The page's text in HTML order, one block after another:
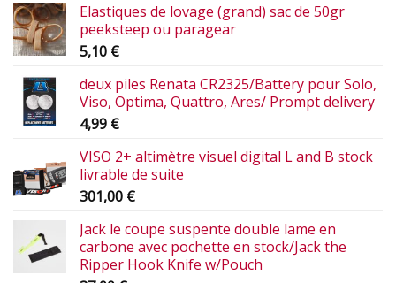
Elastiques de lovage (grand) sac de 50gr
peeksteep ou paragear
5,10 €
deux piles Renata CR2325/Battery pour Solo,
Viso, Optima, Quattro, Ares/ Prompt delivery
4,99 €
VISO 2+ altimètre visuel digital L and B stock
livrable de suite
301,00 €
Jack le coupe suspente double lame en
carbone avec pochette en stock/Jack the
Ripper Hook Knife w/Pouch